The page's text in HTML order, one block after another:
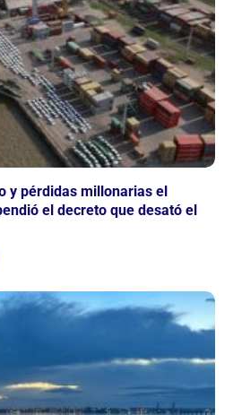
y pérdidas millonarias el
el decreto que desató el